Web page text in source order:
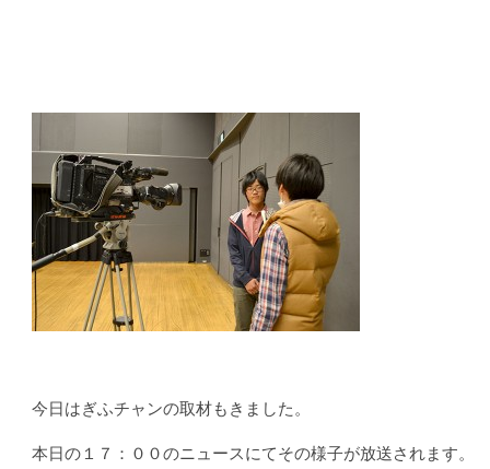
今日はぎふチャンの取材もきました。
本日の１７：００のニュースにてその様子が放送されます。